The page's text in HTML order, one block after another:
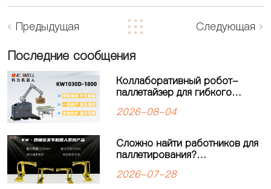
Предыдущая Следующая
Последние сообщения
Коллаборативный робот-
паллетайзер для гибкого
современных
2026-08-04
Сложно найти работников для
паллетирования?
паллетайзер KEWEI
2026-07-28